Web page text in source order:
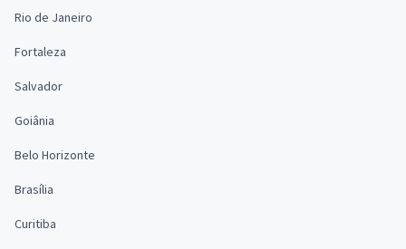
Rio de Janeiro
Fortaleza
Salvador
Goiânia
Belo Horizonte
Brasília
Curitiba